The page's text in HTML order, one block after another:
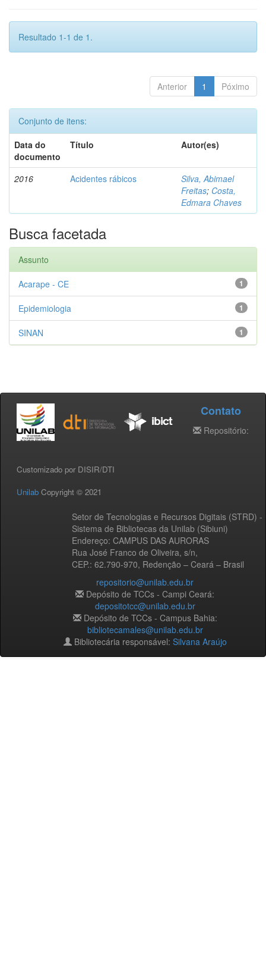
Resultado 1-1 de 1.
Anterior 1 Póximo
Conjunto de itens:
Data do
documento
Título Autor(es)
2016 Acidentes rábicos
Silva, Abimael
Freitas; Costa,
Edmara Chaves
Busca facetada
Assunto
1
Acarape - CE
1
Epidemiologia
1
SINAN
Customizado por DISIR/DTI
Unilab Copyright © 2021
Setor de Tecnologias e Recursos Digitais (STRD) -
Sistema de Bibliotecas da Unilab (Sibiuni)
Endereço: CAMPUS DAS AURORAS
Rua José Franco de Oliveira, s/n,
CEP.: 62.790-970, Redenção – Ceará – Brasil
Contato
Repositório:
repositorio@unilab.edu.br
Depósito de TCCs - Campi Ceará:
depositotcc@unilab.edu.br
Depósito de TCCs - Campus Bahia:
bibliotecamales@unilab.edu.br
Bibliotecária responsável: Silvana Araújo